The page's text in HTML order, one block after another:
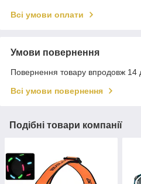
Всі умови оплати
Умови повернення
Повернення товару впродовж 14
Всі умови повернення
Подібні товари компанії